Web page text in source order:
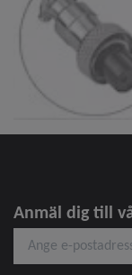
Anmäl dig till